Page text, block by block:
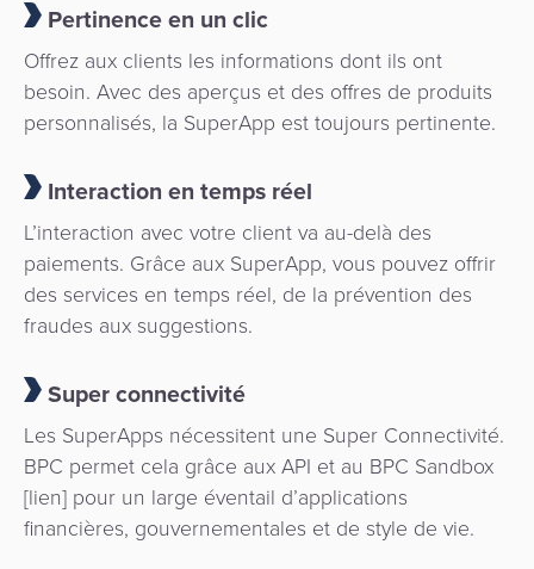
Pertinence en un clic
Offrez aux clients les informations dont ils ont
besoin. Avec des aperçus et des offres de produits
personnalisés, la SuperApp est toujours pertinente.
Interaction en temps réel
L’interaction avec votre client va au-delà des
paiements. Grâce aux SuperApp, vous pouvez offrir
des services en temps réel, de la prévention des
fraudes aux suggestions.
Super connectivité
Les SuperApps nécessitent une Super Connectivité.
BPC permet cela grâce aux API et au BPC Sandbox
[lien] pour un large éventail d’applications
financières, gouvernementales et de style de vie.